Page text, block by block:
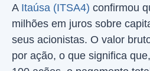
A Itaúsa (ITSA4) confirmou
milhões em juros sobre
seus acionistas. O valor
por ação, o que significa